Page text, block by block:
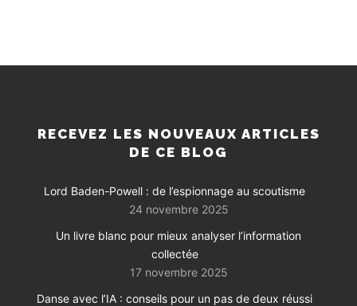
RECEVEZ LES NOUVEAUX ARTICLES
DE CE BLOG
Lord Baden-Powell : de l’espionnage au scoutisme
24 novembre 2025
Un livre blanc pour mieux analyser l’information
collectée
17 novembre 2025
Danse avec l’IA : conseils pour un pas de deux réussi